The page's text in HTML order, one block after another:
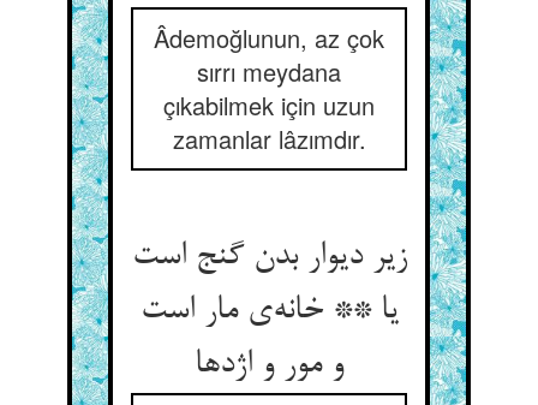
Âdemoğlunun, az çok
sırrı meydana
çıkabilmek için uzun
zamanlar lâzımdır.
زیر دیوار بدن گنج است
یا ** خانه‌‌ی مار است
و مور و اژدها